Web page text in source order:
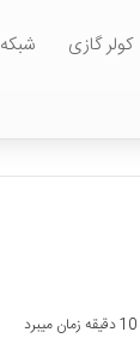
کولر گازی شبکه